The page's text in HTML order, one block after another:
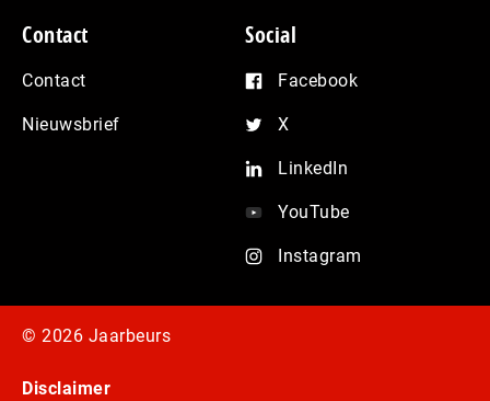
Contact
Contact
Nieuwsbrief
Social
Facebook
X
LinkedIn
YouTube
Instagram
© 2026 Jaarbeurs
Disclaimer